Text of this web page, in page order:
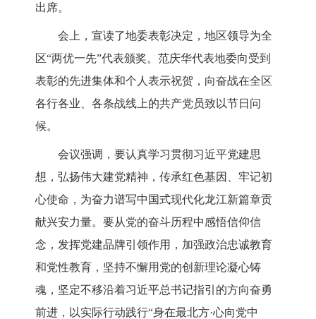
出席。
会上，宣读了地委表彰决定， 地区领导为全
区“两优一先”代表颁奖。范庆华代表地委向受到
表彰的先进集体和个人表示祝贺，向奋战在全区
各行各业、各条战线上的共产党员致以节日问
候。
会议强调，要认真学习贯彻习近平党建思
想，弘扬伟大建党精神，传承红色基因、牢记初
心使命，为奋力谱写中国式现代化龙江新篇章贡
献兴安力量。要从党的奋斗历程中感悟信仰信
念，发挥党建品牌引领作用，加强政治忠诚教育
和党性教育，坚持不懈用党的创新理论凝心铸
魂，坚定不移沿着习近平总书记指引的方向奋勇
前进， 以实际行动践行“身在最北方·心向党中